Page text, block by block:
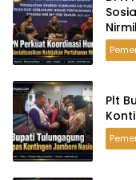
Plt